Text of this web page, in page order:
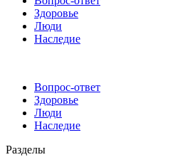
Здоровье
Люди
Наследие
Вопрос-ответ
Здоровье
Люди
Наследие
Разделы